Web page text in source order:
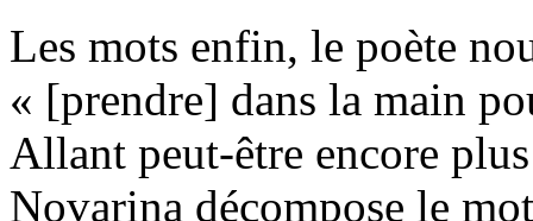
Les mots enfin, le poète
« [prendre] dans la main
Allant peut-être encore
Novarina décompose le